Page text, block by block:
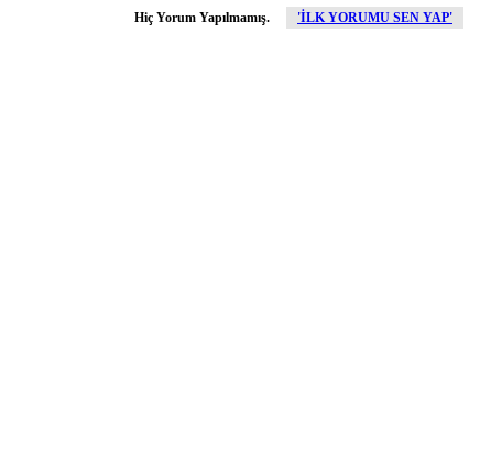
Hiç Yorum Yapılmamış. 'İLK YORUMU SEN YAP'